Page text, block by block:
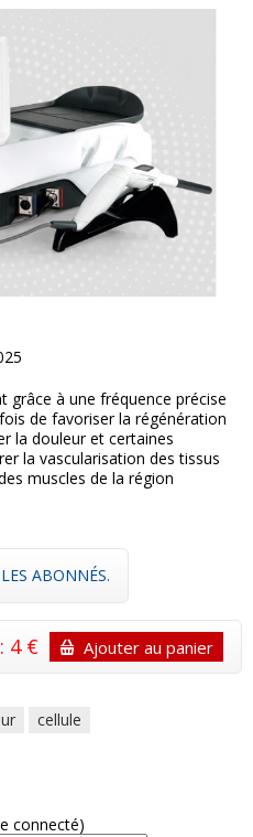
grâce à une fréquence précise
de favoriser la régénération
la douleur et certaines
la vascularisation des tissus
muscles de la région
ABONNÉS.
4 € Ajouter au panier
cellule
connecté)